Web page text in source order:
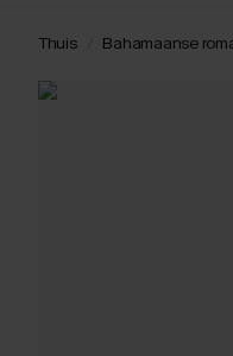
Thuis Bahamaanse